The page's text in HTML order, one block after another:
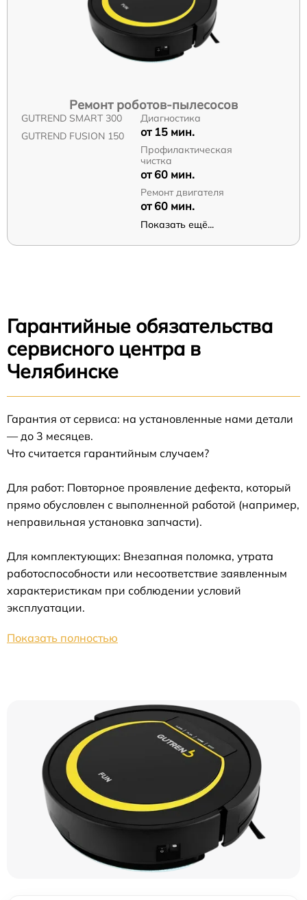
Ремонт роботов-пылесосов
GUTREND SMART 300
GUTREND FUSION 150
Диагностика
от 15 мин.
Профилактическая
чистка
от 60 мин.
Ремонт двигателя
от 60 мин.
Показать ещё...
Гарантийные обязательства
сервисного центра в
Челябинске
Гарантия от сервиса: на установленные нами детали
— до 3 месяцев.
Что считается гарантийным случаем?
Для работ: Повторное проявление дефекта, который
прямо обусловлен с выполненной работой (например,
неправильная установка запчасти).
Для комплектующих: Внезапная поломка, утрата
работоспособности или несоответствие заявленным
характеристикам при соблюдении условий
эксплуатации.
Показать полностью